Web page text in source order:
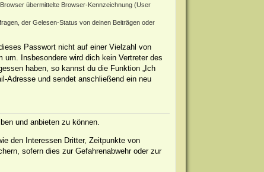
übermittelte Browser-Kennzeichnung (User
der Gelesen-Status von deinen Beiträgen oder
Passwort nicht auf einer Vielzahl von
Insbesondere wird dich kein Vertreter des
haben, so kannst du die Funktion „Ich
Adresse und sendet anschließend ein neu
und anbieten zu können.
den Interessen Dritter, Zeitpunkte von
sofern dies zur Gefahrenabwehr oder zur